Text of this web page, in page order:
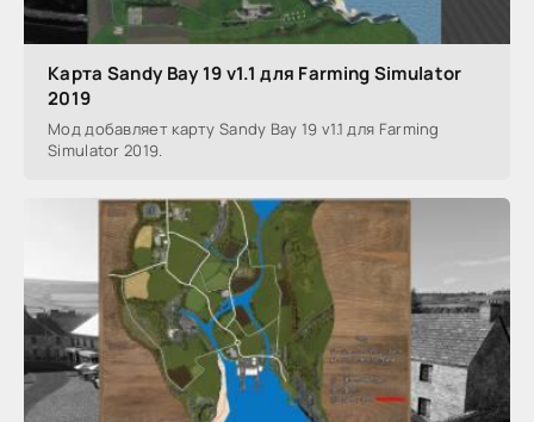
Карта Sandy Bay 19 v1.1 для Farming Simulator
2019
Мод добавляет карту Sandy Bay 19 v1.1 для Farming
Simulator 2019.